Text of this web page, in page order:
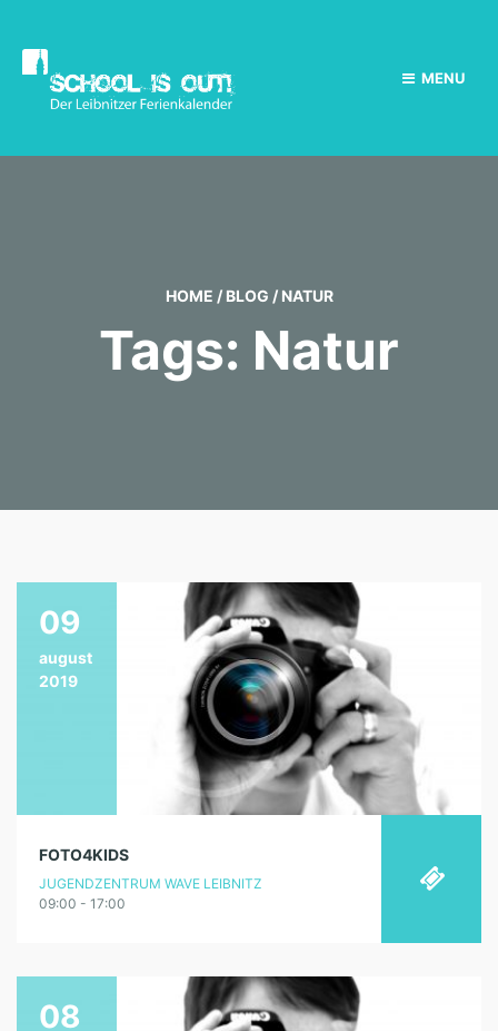
MENU
HOME / BLOG / NATUR
Tags: Natur
09
august
2019
FOTO4KIDS
JUGENDZENTRUM WAVE LEIBNITZ
09:00 - 17:00
08